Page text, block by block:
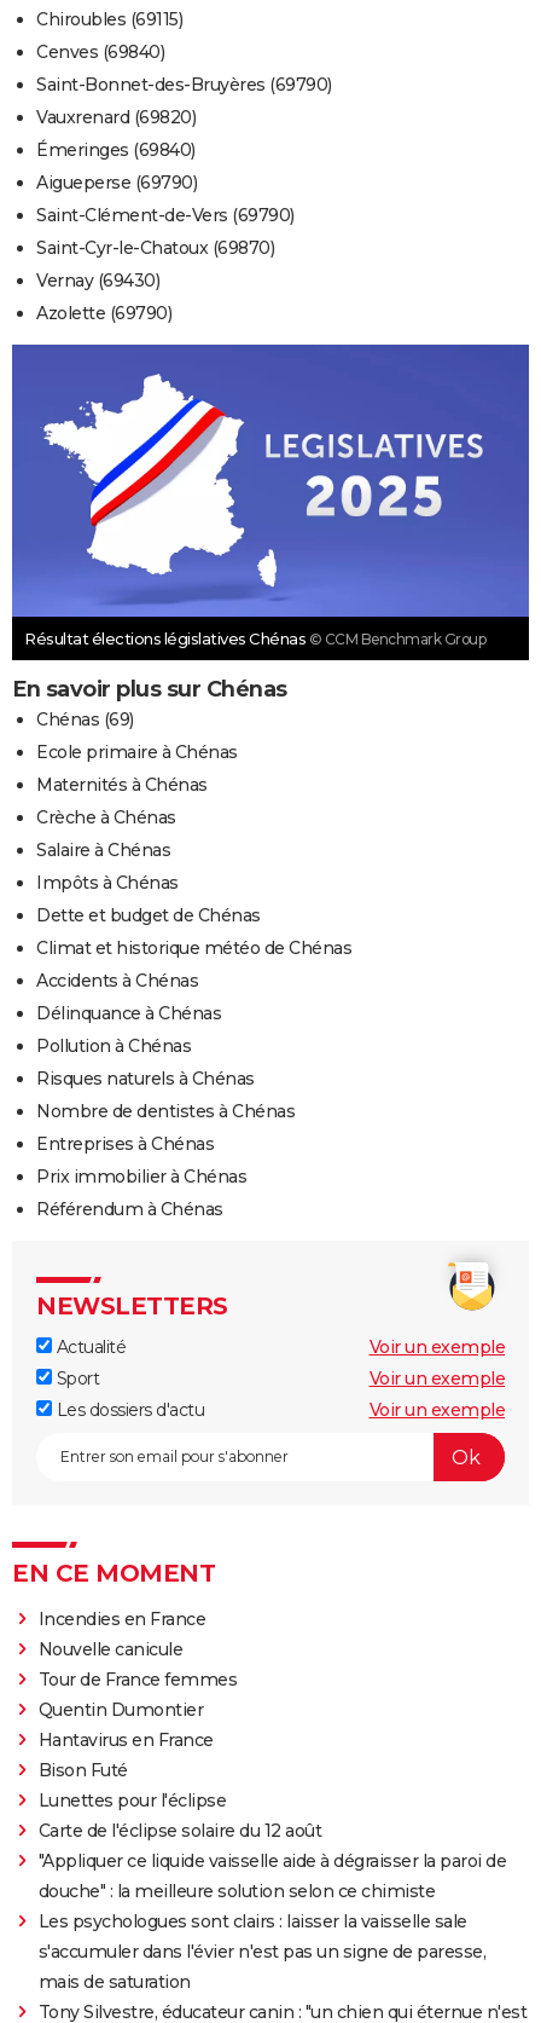
Chiroubles (69115)
Cenves (69840)
Saint-Bonnet-des-Bruyères (69790)
Vauxrenard (69820)
Émeringes (69840)
Aigueperse (69790)
Saint-Clément-de-Vers (69790)
Saint-Cyr-le-Chatoux (69870)
Vernay (69430)
Azolette (69790)
Résultat élections législatives Chénas © CCM Benchmark Group
En savoir plus sur Chénas
Chénas (69)
Ecole primaire à Chénas
Maternités à Chénas
Crèche à Chénas
Salaire à Chénas
Impôts à Chénas
Dette et budget de Chénas
Climat et historique météo de Chénas
Accidents à Chénas
Délinquance à Chénas
Pollution à Chénas
Risques naturels à Chénas
Nombre de dentistes à Chénas
Entreprises à Chénas
Prix immobilier à Chénas
Référendum à Chénas
NEWSLETTERS
Actualité
Voir un exemple
Sport
Voir un exemple
Les dossiers d'actu
Voir un exemple
EN CE MOMENT
Incendies en France
Nouvelle canicule
Tour de France femmes
Quentin Dumontier
Hantavirus en France
Bison Futé
Lunettes pour l'éclipse
Carte de l'éclipse solaire du 12 août
"Appliquer ce liquide vaisselle aide à dégraisser la paroi de
douche" : la meilleure solution selon ce chimiste
Les psychologues sont clairs : laisser la vaisselle sale
s'accumuler dans l'évier n'est pas un signe de paresse,
mais de saturation
Tony Silvestre, éducateur canin : "un chien qui éternue n'est